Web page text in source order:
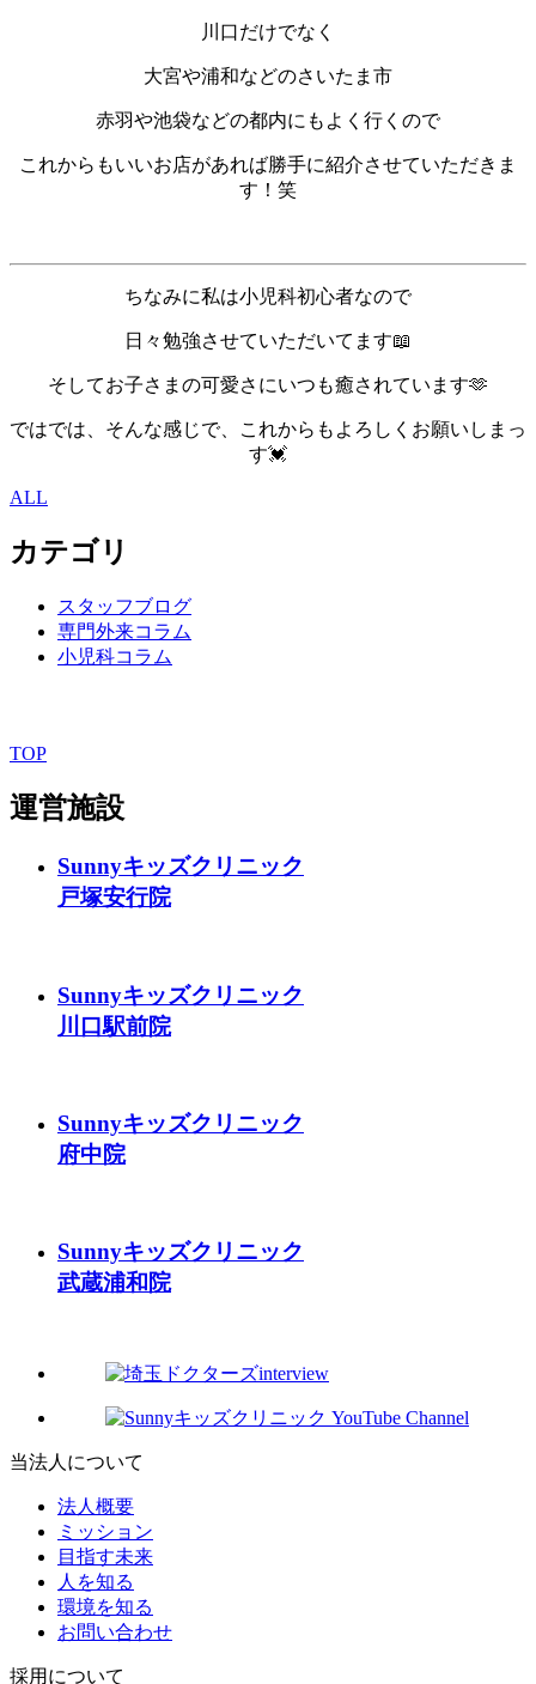
川口だけでなく
大宮や浦和などのさいたま市
赤羽や池袋などの都内にもよく行くので
これからもいいお店があれば勝手に紹介させていただきま
す！笑
ちなみに私は小児科初心者なので
日々勉強させていただいてます📖
そしてお子さまの可愛さにいつも癒されています🫶
ではでは、そんな感じで、これからもよろしくお願いしまっ
す💓
ALL
カテゴリ
スタッフブログ
専門外来コラム
小児科コラム
TOP
運営施設
Sunnyキッズクリニック
戸塚安行院
Sunnyキッズクリニック
川口駅前院
Sunnyキッズクリニック
府中院
Sunnyキッズクリニック
武蔵浦和院
当法人について
法人概要
ミッション
目指す未来
人を知る
環境を知る
お問い合わせ
採用について